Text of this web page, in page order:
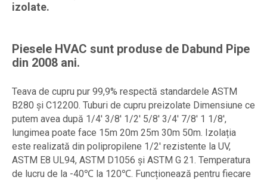
izolate.
Piesele HVAC sunt produse de Dabund Pipe
din 2008 ani.
Teava de cupru pur 99,9% respectă standardele ASTM
B280 și C12200. Tuburi de cupru preizolate Dimensiune ce
putem avea după 1/4' 3/8' 1/2' 5/8' 3/4' 7/8' 1 1/8',
lungimea poate face 15m 20m 25m 30m 50m. Izolația
este realizată din polipropilene 1/2' rezistente la UV,
ASTM E8 UL94, ASTM D1056 și ASTM G 21. Temperatura
de lucru de la -40℃ la 120℃. Funcționează pentru fiecare